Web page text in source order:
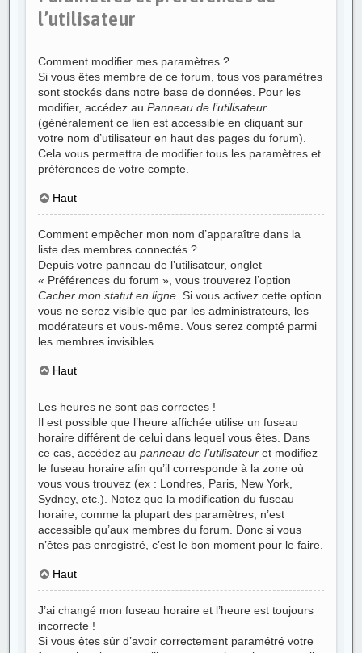
l’utilisateur
Comment modifier mes paramètres ?
Si vous êtes membre de ce forum, tous vos paramètres
sont stockés dans notre base de données. Pour les
modifier, accédez auPanneau de l’utilisateur
(généralement ce lien est accessible en cliquant sur
votre nom d’utilisateur en haut des pages du forum).
Cela vous permettra de modifier tous les paramètres et
préférences de votre compte.
Haut
Comment empêcher mon nom d’apparaître dans la
liste des membres connectés ?
Depuis votre panneau de l’utilisateur, onglet
« Préférences du forum », vous trouverez l’option
Cacher mon statut en ligne . Si vous activez cette option
vous ne serez visible que par les administrateurs, les
modérateurs et vous-même. Vous serez compté parmi
les membres invisibles.
Haut
Les heures ne sont pas correctes !
Il est possible que l’heure affichée utilise un fuseau
horaire différent de celui dans lequel vous êtes. Dans
ce cas, accédez aupanneau de l’utilisateur et modifiez
le fuseau horaire afin qu’il corresponde à la zone où
vous vous trouvez (ex : Londres, Paris, New York,
Sydney, etc.). Notez que la modification du fuseau
horaire, comme la plupart des paramètres, n’est
accessible qu’aux membres du forum. Donc si vous
n’êtes pas enregistré, c’est le bon moment pour le faire.
Haut
J’ai changé mon fuseau horaire et l’heure est toujours
incorrecte !
Si vous êtes sûr d’avoir correctement paramétré votre